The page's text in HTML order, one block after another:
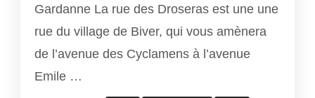
Gardanne La rue des Droseras est une une
rue du village de Biver, qui vous amènera
de l’avenue des Cyclamens à l’avenue
Emile …